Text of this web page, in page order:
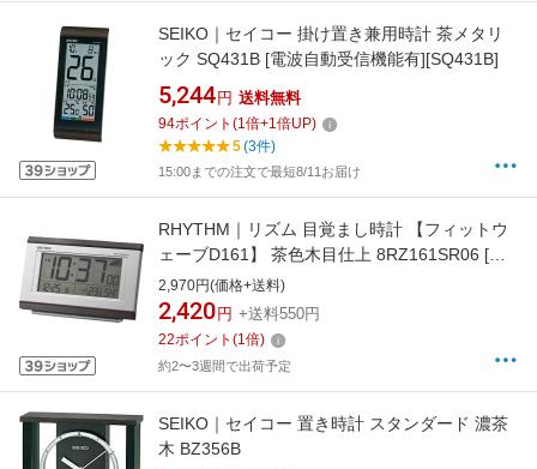
SEIKO｜セイコー 掛け置き兼用時計 茶メタリ
ック SQ431B [電波自動受信機能有][SQ431B]
5,244 円 送料無料
94ポイント (1倍+1倍UP)
5(3件)
15:00までの注文で最短8/11お届け
RHYTHM｜リズム 目覚まし時計 【フィットウ
ェーブD161】 茶色木目仕上 8RZ161SR06 [デ
ジタル /電波自動受信機能有]
2,970円(価格+送料)
2,420 円 +送料550円
22ポイント (1倍)
約2〜3週間で出荷予定
SEIKO｜セイコー 置き時計 スタンダード 濃茶
木 BZ356B